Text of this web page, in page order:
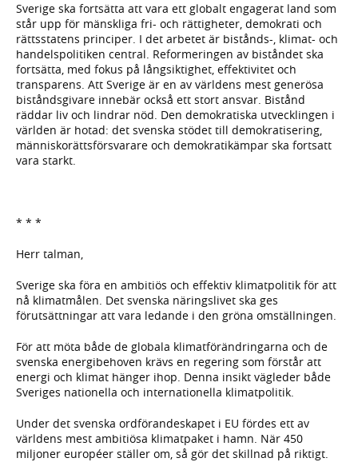
Sverige ska fortsätta att vara ett globalt engagerat land som
står upp för mänskliga fri- och rättigheter, demokrati och
rättsstatens principer. I det arbetet är bistånds-, klimat- och
handelspolitiken central. Reformeringen av biståndet ska
fortsätta, med fokus på långsiktighet, effektivitet och
transparens. Att Sverige är en av världens mest generösa
biståndsgivare innebär också ett stort ansvar. Bistånd
räddar liv och lindrar nöd. Den demokratiska utvecklingen i
världen är hotad: det svenska stödet till demokratisering,
människorättsförsvarare och demokratikämpar ska fortsatt
vara starkt.
* * *
Herr talman,
Sverige ska föra en ambitiös och effektiv klimatpolitik för att
nå klimatmålen. Det svenska näringslivet ska ges
förutsättningar att vara ledande i den gröna omställningen.
För att möta både de globala klimatförändringarna och de
svenska energibehoven krävs en regering som förstår att
energi och klimat hänger ihop. Denna insikt vägleder både
Sveriges nationella och internationella klimatpolitik.
Under det svenska ordförandeskapet i EU fördes ett av
världens mest ambitiösa klimatpaket i hamn. När 450
miljoner européer ställer om, så gör det skillnad på riktigt.